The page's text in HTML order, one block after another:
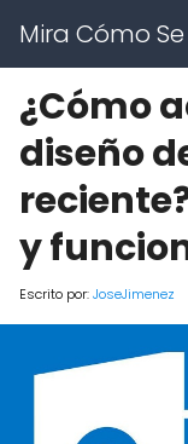
Mira Cómo
¿Cómo
diseño
y
Escrito por:JoseJimenez